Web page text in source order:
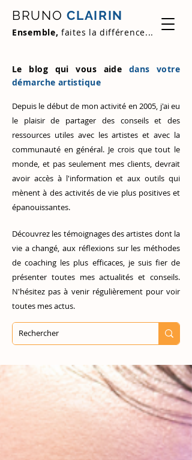
BRUNO CLAIRIN
Ensemble, faites la différence...
Le blog qui vous aide dans votre
démarche artistique
Depuis le début de mon activité en 2005, j'ai eu
le plaisir de partager des conseils et des
ressources utiles avec les artistes et avec la
communauté en général. Je crois que tout le
monde, et pas seulement mes clients, devrait
avoir accès à l'information et aux outils qui
mènent à des activités de vie plus positives et
épanouissantes.
Découvrez les témoignages des artistes dont la
vie a changé, aux réflexions sur les méthodes
de coaching les plus efficaces, je suis fier de
présenter toutes mes actualités et conseils.
N'hésitez pas à venir régulièrement pour voir
toutes mes actus.